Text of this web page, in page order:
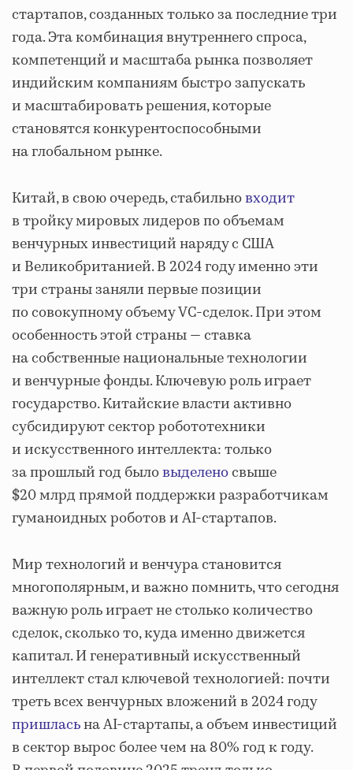
стартапов, созданных только за последние три
года. Эта комбинация внутреннего спроса,
компетенций и масштаба рынка позволяет
индийским компаниям быстро запускать
и масштабировать решения, которые
становятся конкурентоспособными
на глобальном рынке.
Китай, в свою очередь, стабильновходит
в тройку мировых лидеров по объемам
венчурных инвестиций наряду с США
и Великобританией. В 2024 году именно эти
три страны заняли первые позиции
по совокупному объему VC-сделок. При этом
особенность этой страны — ставка
на собственные национальные технологии
и венчурные фонды. Ключевую роль играет
государство. Китайские власти активно
субсидируют сектор робототехники
и искусственного интеллекта: только
за прошлый год быловыделеносвыше
$20 млрд прямой поддержки разработчикам
гуманоидных роботов и AI-стартапов.
Мир технологий и венчура становится
многополярным, и важно помнить, что сегодня
важную роль играет не столько количество
сделок, сколько то, куда именно движется
капитал. И генеративный искусственный
интеллект стал ключевой технологией: почти
треть всех венчурных вложений в 2024 году
пришласьна AI-стартапы, а объем инвестиций
в сектор вырос более чем на 80% год к году.